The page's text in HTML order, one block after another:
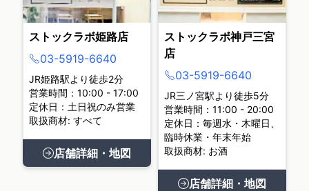
ストックラボ姫路店
03-5919-6640
JR姫路駅より徒歩2分
営業時間：10:00 - 17:00
定休日：土日祝のみ営業
取扱商材: すべて
店舗詳細・地図
ストックラボ神戸三宮
店
03-5919-6640
JR三ノ宮駅より徒歩5分
営業時間：11:00 - 20:00
定休日：毎週水・木曜日、
臨時休業・年末年始
取扱商材: お酒
店舗詳細・地図